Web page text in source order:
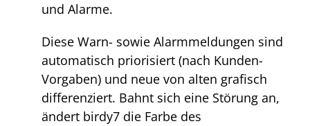
und Alarme.
Diese Warn- sowie Alarmmeldungen sind
automatisch priorisiert (nach Kunden-
Vorgaben) und neue von alten grafisch
differenziert. Bahnt sich eine Störung an,
ändert birdy7 die Farbe des